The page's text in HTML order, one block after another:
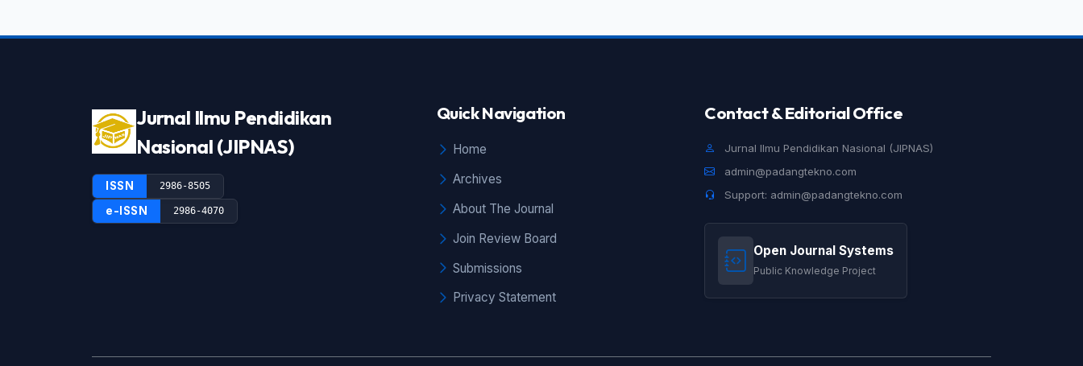
Jurnal Ilmu Pendidikan
Nasional (JIPNAS)
ISSN 2986-8505
e-ISSN 2986-4070
Quick Navigation
Home
Archives
About The Journal
Join Review Board
Submissions
Privacy Statement
Contact & Editorial Office
Jurnal Ilmu Pendidikan Nasional (JIPNAS)
admin@padangtekno.com
Support: admin@padangtekno.com
Open Journal Systems
Public Knowledge Project